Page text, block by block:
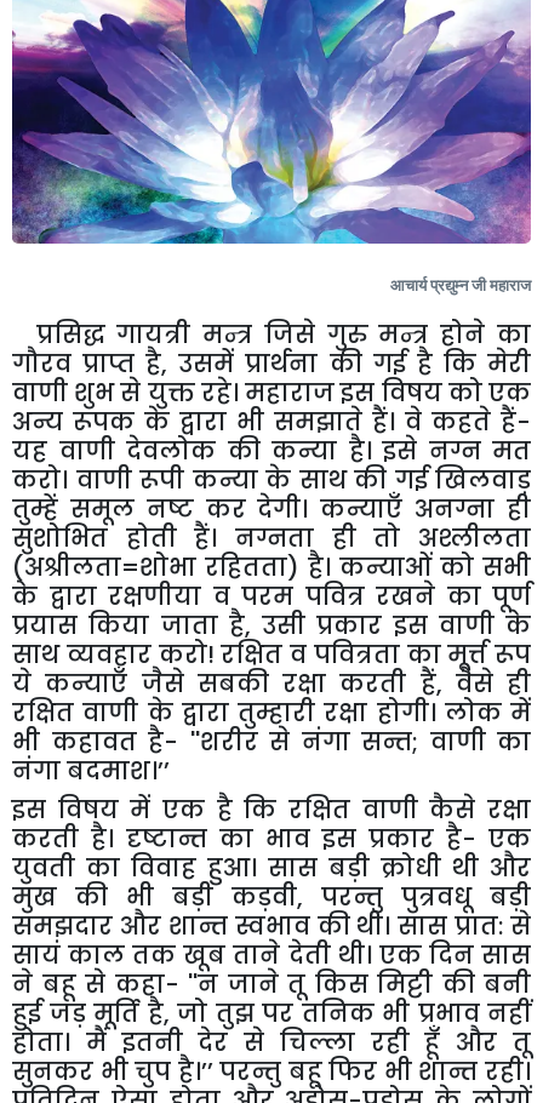
आचार्य प्रद्युम्न जी महाराज
प्रसिद्ध गायत्री मन्त्र जिसे गुरु मन्त्र होने का
गौरव प्राप्त है,उसमें प्रार्थना की गई है कि मेरी
वाणी शुभ से युक्त रहे। महाराज इस विषय को एक
अन्य रूपक के द्वारा भी समझाते हैं। वे कहते हैं-
यह वाणी देवलोक की कन्या है। इसे नग्न मत
करो। वाणी रूपी कन्या के साथ की गई खिलवाड़
तुम्हें समूल नष्ट कर देगी। कन्याएँ अनग्ना ही
सुशोभित होती हैं। नग्नता ही तो अश्लीलता
(अश्रीलता=शोभा रहितता) है। कन्याओं को सभी
के द्वारा रक्षणीया व परम पवित्र रखने का पूर्ण
प्रयास किया जाता है, उसी प्रकार इस वाणी के
साथ व्यवहार करो! रक्षित व पवित्रता का मूर्त्त रूप
ये कन्याएँ जैसे सबकी रक्षा करती हैं, वैसे ही
रक्षित वाणी के द्वारा तुम्हारी रक्षा होगी। लोक में
भी कहावत है- ''शरीर से नंगा सन्त; वाणी का
नंगा बदमाश।’’
इस विषय में एक है कि रक्षित वाणी कैसे रक्षा
करती है। दृष्टान्त का भाव इस प्रकार है- एक
युवती का विवाह हुआ। सास बड़ी क्रोधी थी और
मुख की भी बड़ी कड़वी, परन्तु पुत्रवधू बड़ी
समझदार और शान्त स्वभाव की थी। सास प्रात: से
सायं काल तक खूब ताने देती थी। एक दिन सास
ने बहू से कहा- ''न जाने तू किस मिट्टी की बनी
हुई जड़ मूर्ति है, जो तुझ पर तनिक भी प्रभाव नहीं
होता। मैं इतनी देर से चिल्ला रही हूँ और तू
सुनकर भी चुप है।’’परन्तु बहू फिर भी शान्त रही।